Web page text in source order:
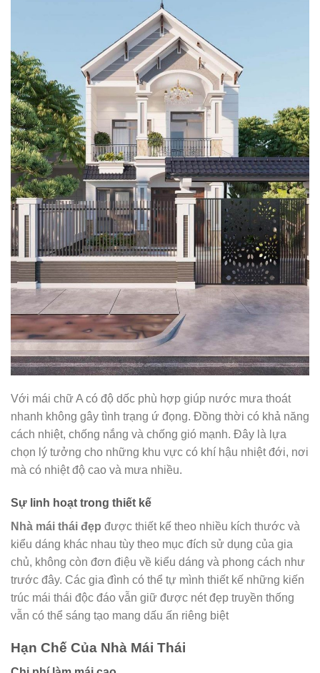
Với mái chữ A có độ dốc phù hợp giúp nước mưa thoát
nhanh không gây tình trạng ứ đọng. Đồng thời có khả năng
cách nhiệt, chống nắng và chống gió mạnh. Đây là lựa
chọn lý tưởng cho những khu vực có khí hậu nhiệt đới, nơi
mà có nhiệt độ cao và mưa nhiều.
Sự linh hoạt trong thiết kế
Nhà mái thái đẹp được thiết kế theo nhiều kích thước và
kiểu dáng khác nhau tùy theo mục đích sử dụng của gia
chủ, không còn đơn điệu về kiểu dáng và phong cách như
trước đây. Các gia đình có thể tự mình thiết kế những kiến
trúc mái thái độc đáo vẫn giữ được nét đẹp truyền thống
vẫn có thể sáng tạo mang dấu ấn riêng biệt
Hạn Chế Của Nhà Mái Thái